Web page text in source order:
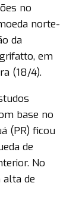
no
norte-
da
em
(18/4).
base no
(PR) ficou
de
No
alta de